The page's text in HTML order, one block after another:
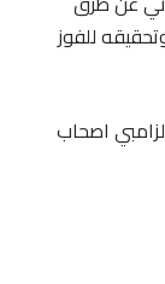
دافيد اونو اثر عرضية من رضا الهجهوج، لينهي الفريق المغربي المباراة بنتيجة 0/2، وتحقيقه للفوز
وزيسكو الزامبي اصحاب